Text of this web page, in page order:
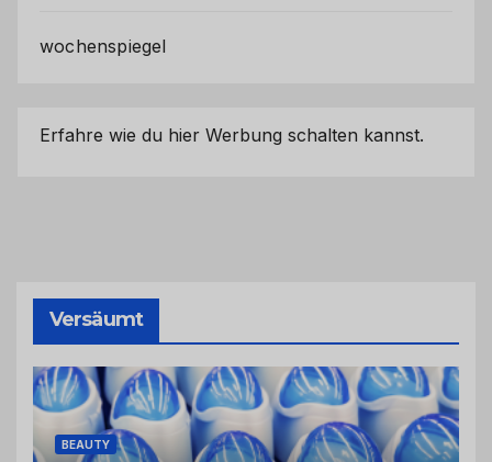
wochenspiegel
Erfahre wie du hier Werbung schalten kannst.
Versäumt
BEAUTY